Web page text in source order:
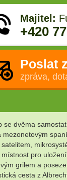
Majitel:
+420
Poslat
zpráva,
dvěma
pro
grilem a
cesta z